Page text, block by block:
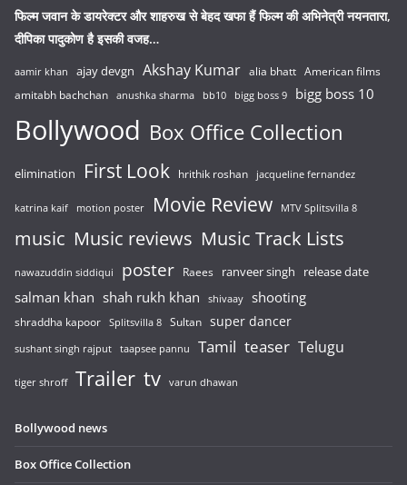
फिल्म जवान के डायरेक्टर और शाहरुख से बेहद खफा हैं फिल्म की अभिनेत्री नयनतारा,
दीपिका पादुकोण है इसकी वजह…
aamir khan ajay devgn Akshay Kumar alia bhatt American films
amitabh bachchan anushka sharma bb10 bigg boss 9 bigg boss 10
Bollywood Box Office Collection
elimination First Look hrithik roshan jacqueline fernandez
katrina kaif motion poster Movie Review MTV Splitsvilla 8
music Music reviews Music Track Lists
nawazuddin siddiqui poster Raees ranveer singh release date
salman khan shah rukh khan shivaay shooting
shraddha kapoor Splitsvilla 8 Sultan super dancer
sushant singh rajput taapsee pannu Tamil teaser Telugu
tiger shroff Trailer tv varun dhawan
Bollywood news
Box Office Collection